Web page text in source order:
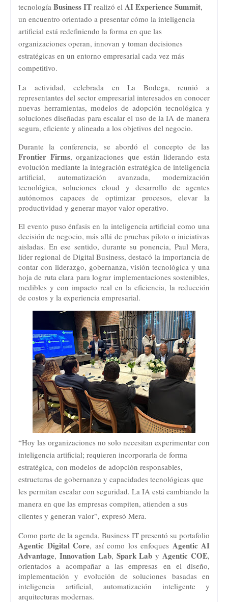
tecnología Business IT realizó el AI Experience Summit,
un encuentro orientado a presentar cómo la inteligencia
artificial está redefiniendo la forma en que las
organizaciones operan, innovan y toman decisiones
estratégicas en un entorno empresarial cada vez más
competitivo.
La actividad, celebrada en La Bodega, reunió a
representantes del sector empresarial interesados en conocer
nuevas herramientas, modelos de adopción tecnológica y
soluciones diseñadas para escalar el uso de la IA de manera
segura, eficiente y alineada a los objetivos del negocio.
Frontier Firms, organizaciones que están liderando esta
evolución mediante la integración estratégica de inteligencia
artificial, automatización avanzada, modernización
tecnológica, soluciones cloud y desarrollo de agentes
autónomos capaces de optimizar procesos, elevar la
productividad y generar mayor valor operativo.
El evento puso énfasis en la inteligencia artificial como una
decisión de negocio, más allá de pruebas piloto o iniciativas
aisladas. En ese sentido, durante su ponencia, Paul Mera,
líder regional de Digital Business, destacó la importancia de
contar con liderazgo, gobernanza, visión tecnológica y una
hoja de ruta clara para lograr implementaciones sostenibles,
medibles y con impacto real en la eficiencia, la reducción
de costos y la experiencia empresarial.
“Hoy las organizaciones no solo necesitan experimentar con
inteligencia artificial; requieren incorporarla de forma
estratégica, con modelos de adopción responsables,
estructuras de gobernanza y capacidades tecnológicas que
les permitan escalar con seguridad. La IA está cambiando la
manera en que las empresas compiten, atienden a sus
clientes y generan valor”, expresó Mera.
Agentic Digital Core, así como los enfoques Agentic AI
Advantage, Innovation Lab, Spark Lab y Agentic COE,
orientados a acompañar a las empresas en el diseño,
implementación y evolución de soluciones basadas en
inteligencia artificial, automatización inteligente y
arquitecturas modernas.